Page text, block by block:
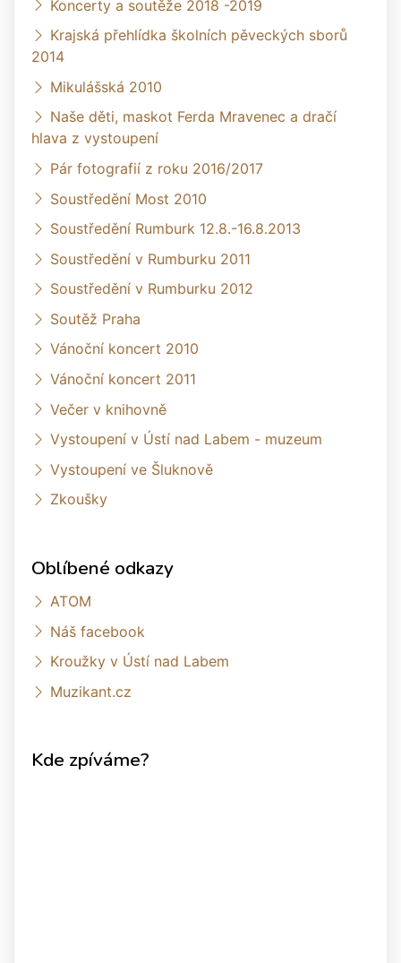
Koncerty a soutěže 2018 -2019
Krajská přehlídka školních pěveckých sborů
2014
Mikulášská 2010
Naše děti, maskot Ferda Mravenec a dračí
hlava z vystoupení
Pár fotografií z roku 2016/2017
Soustředění Most 2010
Soustředění Rumburk 12.8.-16.8.2013
Soustředění v Rumburku 2011
Soustředění v Rumburku 2012
Soutěž Praha
Vánoční koncert 2010
Vánoční koncert 2011
Večer v knihovně
Vystoupení v Ústí nad Labem - muzeum
Vystoupení ve Šluknově
Zkoušky
Oblíbené odkazy
ATOM
Náš facebook
Kroužky v Ústí nad Labem
Muzikant.cz
Kde zpíváme?